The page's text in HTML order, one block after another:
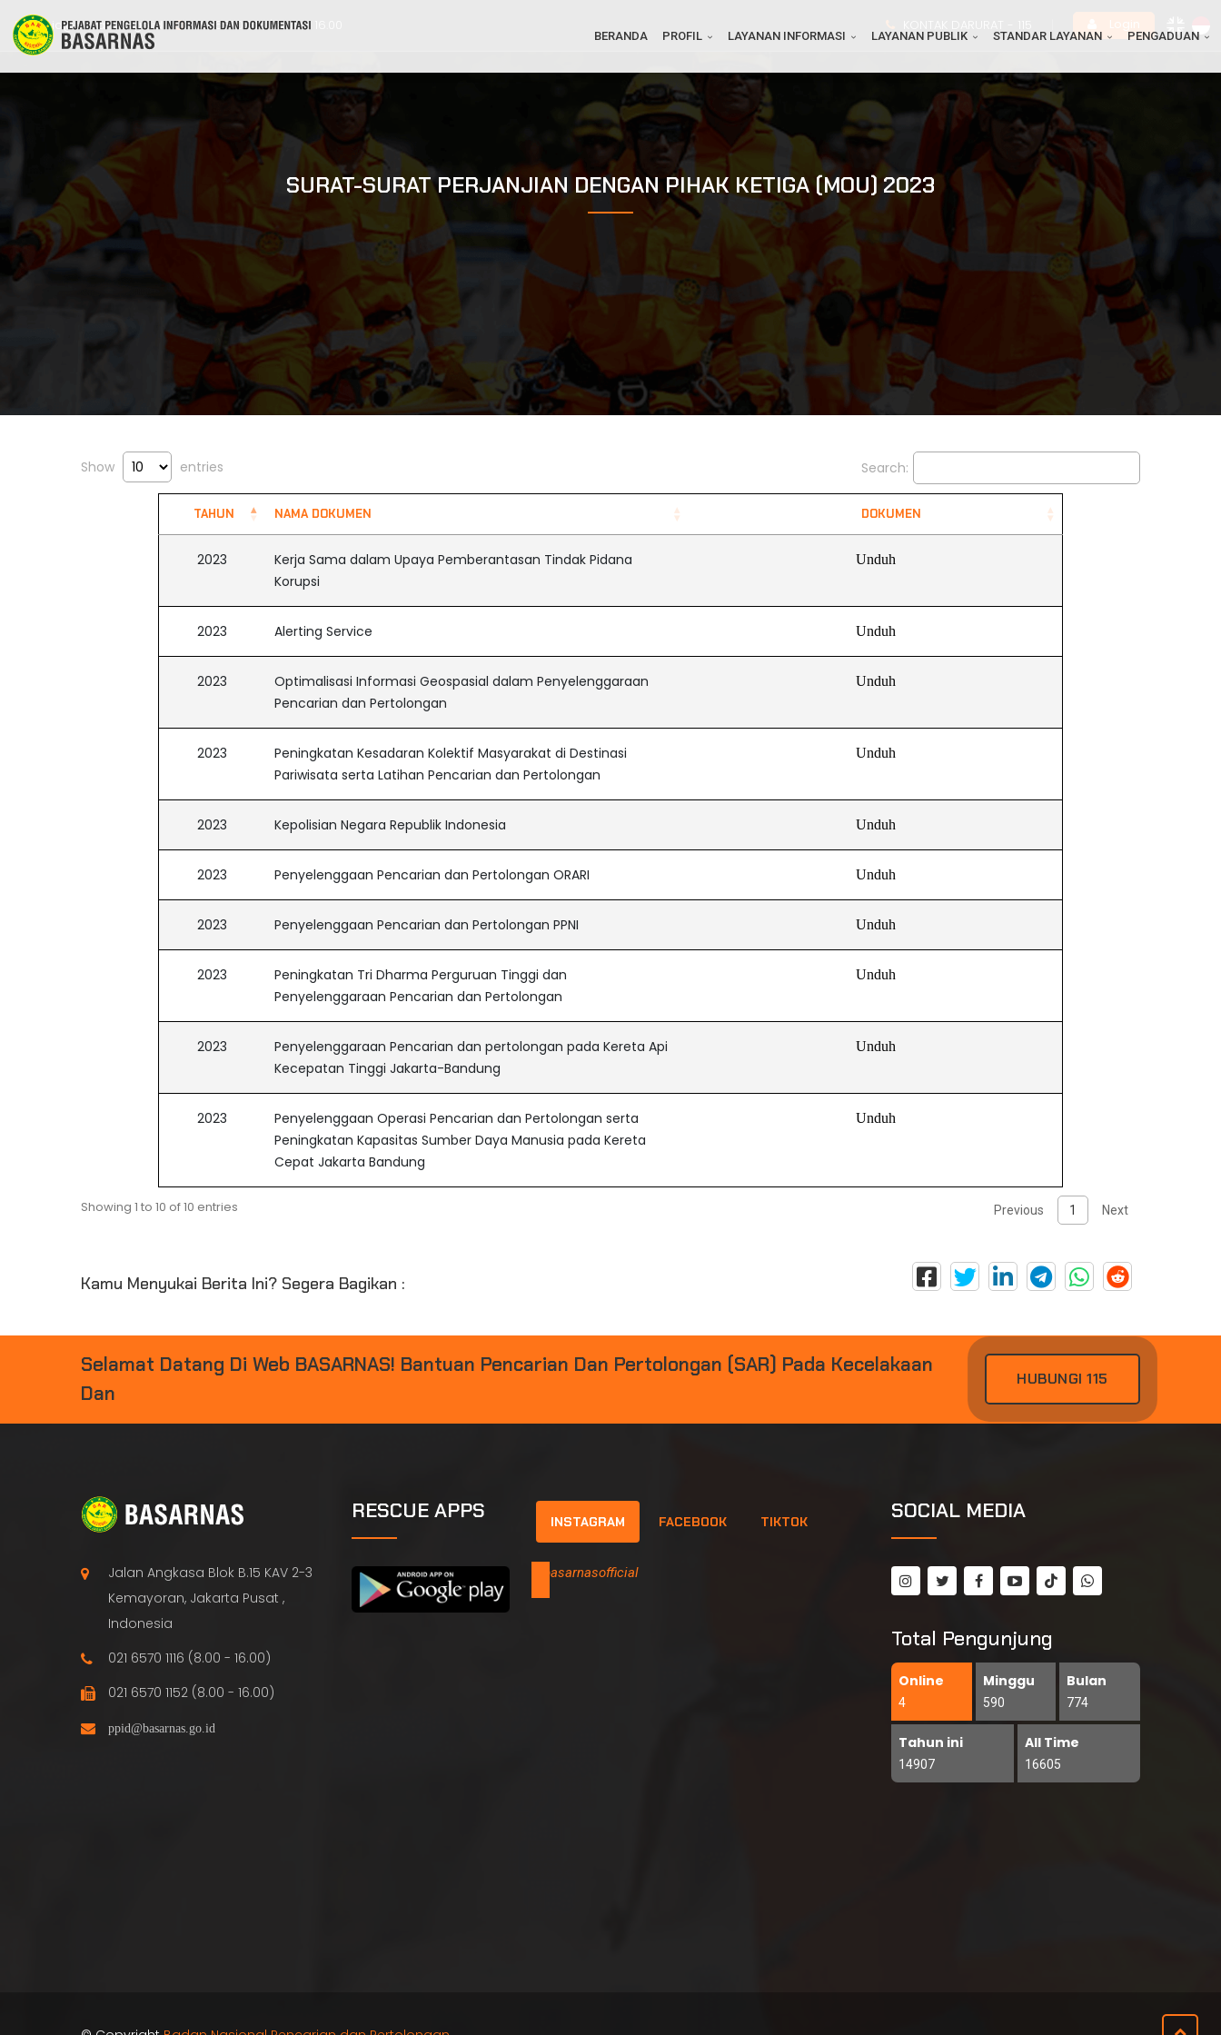
ppid@basarnas.go.id 021 6570 1116 | 8.00 - 16.00
BERANDA PROFIL LAYANAN INFORMASI LAYANAN PUBLIK STANDAR LAYANAN PENGADUAN
SURAT-SURAT PERJANJIAN DENGAN PIHAK KETIGA (MOU) 2023
Show entries Search:
TAHUN NAMA DOKUMEN DOKUMEN
2023
Kerja Sama dalam Upaya Pemberantasan Tindak Pidana
Korupsi
Unduh
2023 Alerting Service Unduh
2023
Optimalisasi Informasi Geospasial dalam Penyelenggaraan
Pencarian dan Pertolongan
Unduh
2023
Peningkatan Kesadaran Kolektif Masyarakat di Destinasi
Pariwisata serta Latihan Pencarian dan Pertolongan
Unduh
2023 Kepolisian Negara Republik Indonesia Unduh
2023 Penyelenggaan Pencarian dan Pertolongan ORARI Unduh
2023 Penyelenggaan Pencarian dan Pertolongan PPNI Unduh
2023
Peningkatan Tri Dharma Perguruan Tinggi dan
Penyelenggaraan Pencarian dan Pertolongan
Unduh
2023
Penyelenggaraan Pencarian dan pertolongan pada Kereta Api
Kecepatan Tinggi Jakarta-Bandung
Unduh
2023
Penyelenggaan Operasi Pencarian dan Pertolongan serta
Peningkatan Kapasitas Sumber Daya Manusia pada Kereta
Cepat Jakarta Bandung
Unduh
Showing 1 to 10 of 10 entries Previous 1 Next
Kamu Menyukai Berita Ini? Segera Bagikan :
Selamat Datang Di Web BASARNAS! BANTUAN PENCARIAN DAN PERTOLONGAN (SAR) PADA KECELAKAAN
DAN
HUBUNGI 115
Jalan Angkasa Blok B.15 KAV 2-3
Kemayoran, Jakarta Pusat ,
Indonesia
021 6570 1116 (8.00 - 16.00)
021 6570 1152 (8.00 - 16.00)
RESCUE APPS INSTAGRAM FACEBOOK TIKTOK
@basarnasofficial
SOCIAL MEDIA
Total Pengunjung
Online
4
Minggu
590
Bulan
774
Tahun ini
14907
All Time
16605